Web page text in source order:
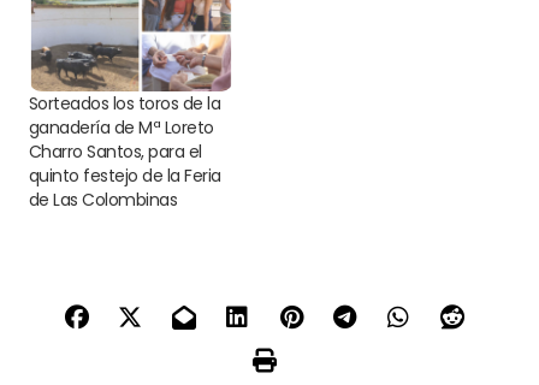
Sorteados los toros de la
ganadería de Mª Loreto
Charro Santos, para el
quinto festejo de la Feria
de Las Colombinas